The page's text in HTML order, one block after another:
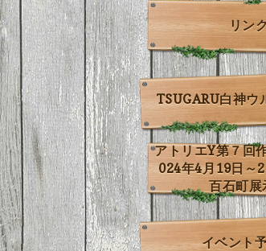
リンク
TSUGARU白神ウ
アトリエY第７回
024年4月19日～
百石町展
イベント